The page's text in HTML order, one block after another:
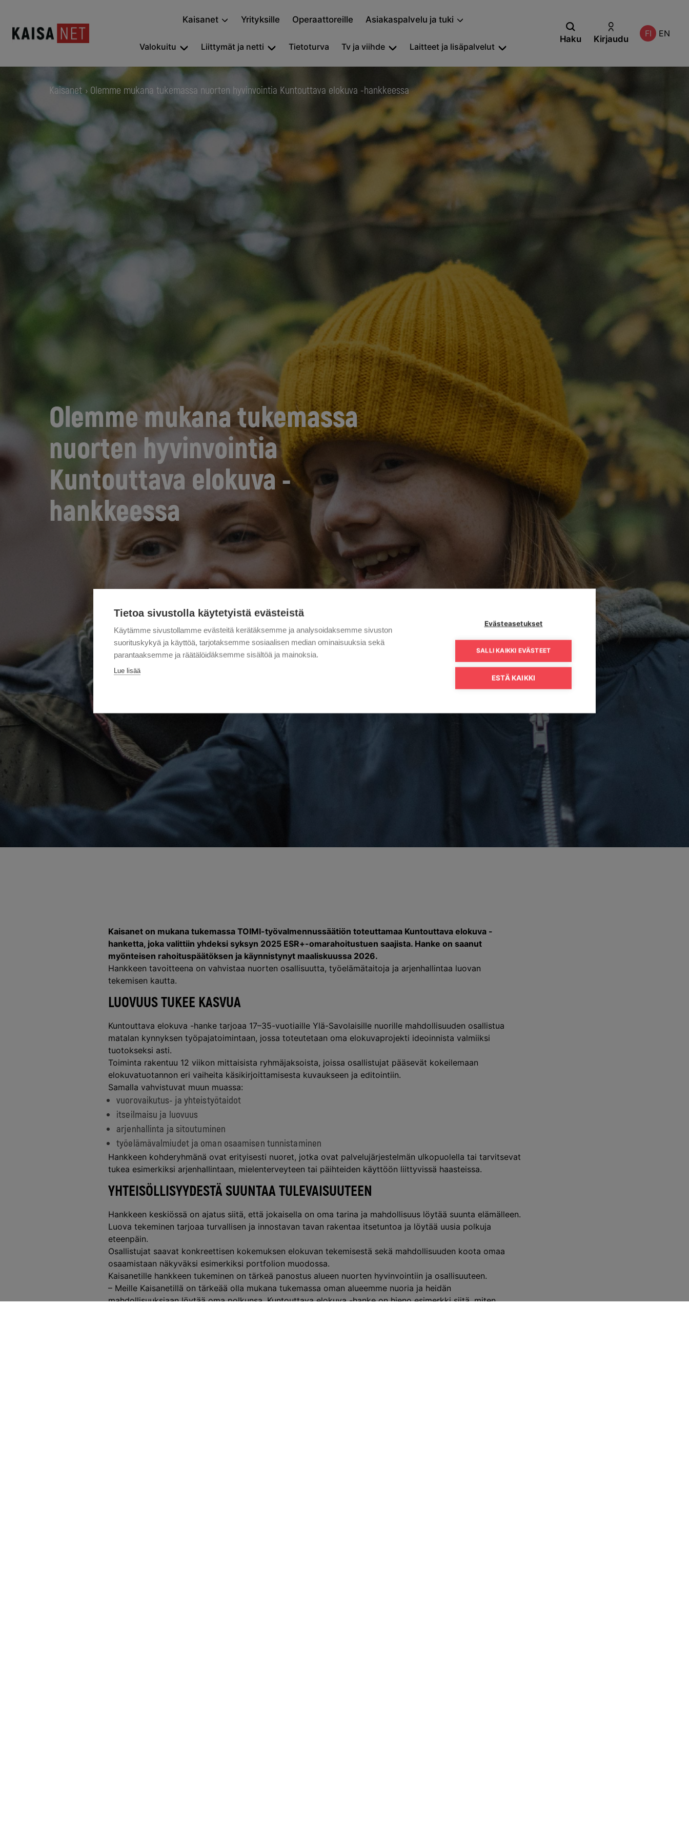
Kaisanet Yrityksille Operaattoreille Asiakaspalvelu ja tuki
Valokuitu Liittymät ja netti Tietoturva Tv ja viihde Laitteet ja lisäpalvelut
Haku Kirjaudu
FI EN
Kaisanet › Olemme mukana tukemassa nuorten hyvinvointia Kuntouttava elokuva -hankkeessa
Olemme mukana tukemassa
nuorten hyvinvointia
Kuntouttava elokuva -
hankkeessa
Kaisanet on mukana tukemassa TOIMI-työvalmennussäätiön toteuttamaa Kuntouttava elokuva -
hanketta, joka valittiin yhdeksi syksyn 2025 ESR+-omarahoitustuen saajista. Hanke on saanut
myönteisen rahoituspäätöksen ja käynnistynyt maaliskuussa 2026.
Hankkeen tavoitteena on vahvistaa nuorten osallisuutta, työelämätaitoja ja arjenhallintaa luovan
tekemisen kautta.
LUOVUUS TUKEE KASVUA
Kuntouttava elokuva -hanke tarjoaa 17–35-vuotiaille Ylä-Savolaisille nuorille mahdollisuuden osallistua
matalan kynnyksen työpajatoimintaan, jossa toteutetaan oma elokuvaprojekti ideoinnista valmiiksi
tuotokseksi asti.
Toiminta rakentuu 12 viikon mittaisista ryhmäjaksoista, joissa osallistujat pääsevät kokeilemaan
elokuvatuotannon eri vaiheita käsikirjoittamisesta kuvaukseen ja editointiin.
Samalla vahvistuvat muun muassa:
vuorovaikutus- ja yhteistyötaidot
itseilmaisu ja luovuus
arjenhallinta ja sitoutuminen
työelämävalmiudet ja oman osaamisen tunnistaminen
Hankkeen kohderyhmänä ovat erityisesti nuoret, jotka ovat palvelujärjestelmän ulkopuolella tai tarvitsevat
tukea esimerkiksi arjenhallintaan, mielenterveyteen tai päihteiden käyttöön liittyvissä haasteissa.
YHTEISÖLLISYYDESTÄ SUUNTAA TULEVAISUUTEEN
Hankkeen keskiössä on ajatus siitä, että jokaisella on oma tarina ja mahdollisuus löytää suunta elämälleen.
Luova tekeminen tarjoaa turvallisen ja innostavan tavan rakentaa itsetuntoa ja löytää uusia polkuja
eteenpäin.
Osallistujat saavat konkreettisen kokemuksen elokuvan tekemisestä sekä mahdollisuuden koota omaa
osaamistaan näkyväksi esimerkiksi portfolion muodossa.
Kaisanetille hankkeen tukeminen on tärkeä panostus alueen nuorten hyvinvointiin ja osallisuuteen.
– Meille Kaisanetillä on tärkeää olla mukana tukemassa oman alueemme nuoria ja heidän
mahdollisuuksiaan löytää oma polkunsa. Kuntouttava elokuva -hanke on hieno esimerkki siitä, miten
Tietoa sivustolla käytetyistä evästeistä
Käytämme sivustollamme evästeitä kerätäksemme ja analysoidaksemme sivuston
suorituskykyä ja käyttöä, tarjotaksemme sosiaalisen median ominaisuuksia sekä
parantaaksemme ja räätälöidäksemme sisältöä ja mainoksia.
Lue lisää
Evästeasetukset
SALLI KAIKKI EVÄSTEET
ESTÄ KAIKKI